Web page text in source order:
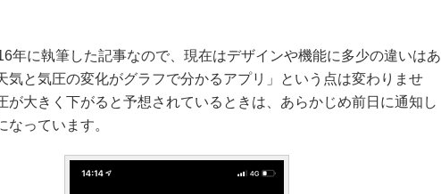
年に執筆した記事なので、現在はデザインや機能に多少の違いはあ
気と気圧の変化がグラフで分かるアプリ」という点は変わりませ
が大きく下がると予想されているときは、あらかじめ前日に通知し
なっています。